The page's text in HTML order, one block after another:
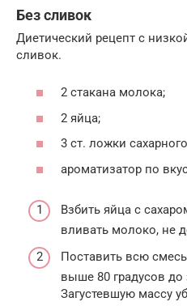
Без сливок
Диетический рецепт с
сливок.
2 стакана молока;
2 яйца;
3 ст. ложки
ароматизатор по
Взбить яйца с
вливать молоко, не
Поставить всю
выше 80 градусов
Загустевшую массу